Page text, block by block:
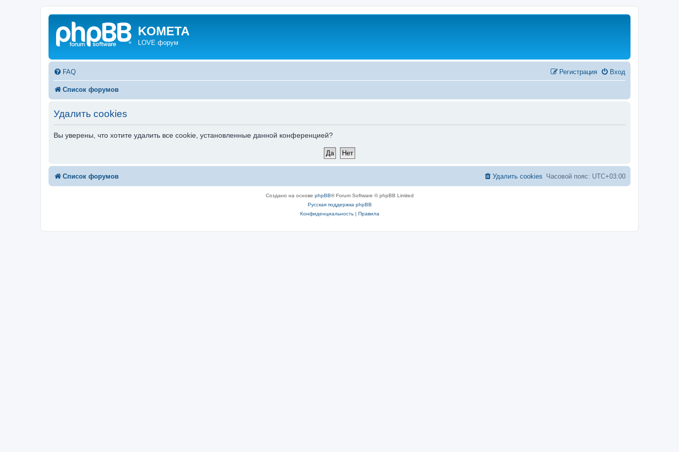
KOMETA
LOVE форум
FAQ Вход
Регистрация
Список форумов
Удалить cookies
Вы уверены, что хотите удалить все cookie, установленные данной конференцией?
Список форумов Часовой пояс: UTC+03:00
Удалить cookies
Создано на основе phpBB® Forum Software © phpBB Limited
Русская поддержка phpBB
Конфиденциальность| Правила